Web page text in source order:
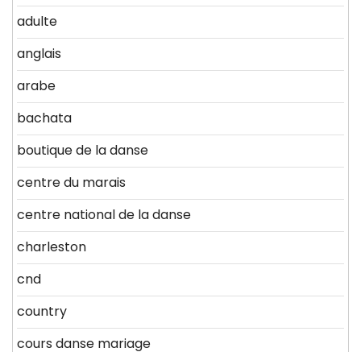
adulte
anglais
arabe
bachata
boutique de la danse
centre du marais
centre national de la danse
charleston
cnd
country
cours danse mariage